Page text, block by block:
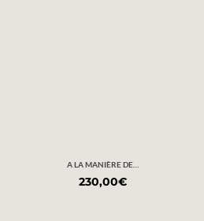
A LA MANIÈRE DE…
230,00€